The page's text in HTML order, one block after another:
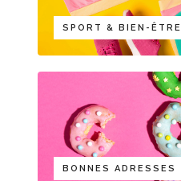
SPORT & BIEN-ÊTRE
BONNES ADRESSES